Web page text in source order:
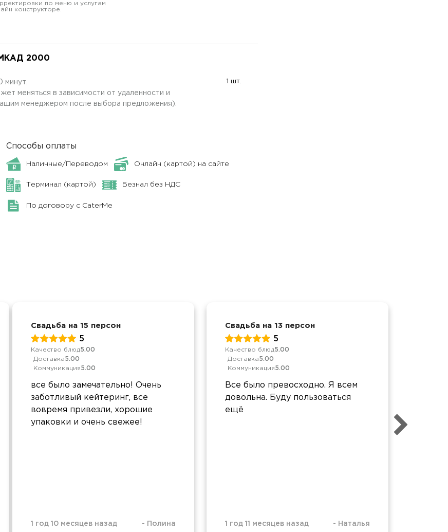
по меню и услугам
конструкторе.
МКАД 2000
минут.
меняться в зависимости от удаленности и
менеджером после выбора предложения).
1 шт.
Способы оплаты
Наличные/Переводом Онлайн (картой) на сайте
Терминал (картой) Безнал без НДС
По договору с CaterMe
Свадьба на 15 персон
5
Качество блюд5.00
Доставка5.00
Коммуникация5.00
все было замечательно! Очень
заботливый кейтеринг, все
вовремя привезли, хорошие
упаковки и очень свежее!
1 год 10 месяцев назад - Полина
Свадьба на 13 персон
5
Качество блюд5.00
Доставка5.00
Коммуникация5.00
Все было превосходно. Я всем
довольна. Буду пользоваться
ещё
1 год 11 месяцев назад - Наталья